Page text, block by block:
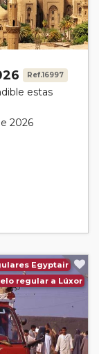
Ref.16997
estas
2026
Egyptair
regular a Lúxor